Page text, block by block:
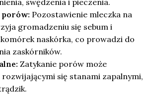
Pozostawienie mleczka na
gromadzeniu się sebum i
naskórka, co prowadzi do
zaskórników.
Zatykanie porów może
rozwijającymi się stanami zapalnymi,